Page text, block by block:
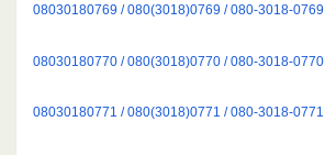
08030180769 / 080(3018)0769 / 080-3018-0769
08030180770 / 080(3018)0770 / 080-3018-0770
08030180771 / 080(3018)0771 / 080-3018-0771